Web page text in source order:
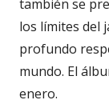
también se
los límites del
profundo
mundo. El
enero.